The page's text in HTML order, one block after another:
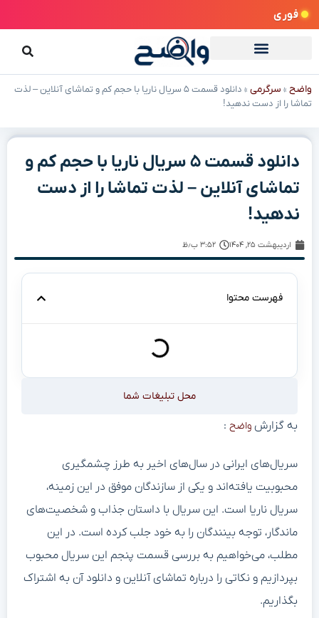
فوری
واضح » سرگرمی »
دانلود قسمت ۵ سریال ناریا با حجم کم و تماشای آنلاین – لذت
تماشا را از دست ندهید!
دانلود قسمت ۵ سریال ناریا با حجم کم و
تماشای آنلاین – لذت تماشا را از دست
ندهید!
اردیبهشت ۲۵, ۱۴۰۴ ۳:۵۲ ب٫ظ
فهرست محتوا
محل تبلیغات شما
به گزارش واضح :
سریال‌های ایرانی در سال‌های اخیر به طرز چشمگیری
محبوبیت یافته‌اند و یکی از سازندگان موفق در این زمینه،
سریال ناریا است. این سریال با داستان جذاب و شخصیت‌های
ماندگار، توجه بینندگان را به خود جلب کرده است. در این
مطلب، می‌خواهیم به بررسی قسمت پنجم این سریال محبوب
بپردازیم و نکاتی را درباره تماشای آنلاین و دانلود آن به اشتراک
بگذاریم.